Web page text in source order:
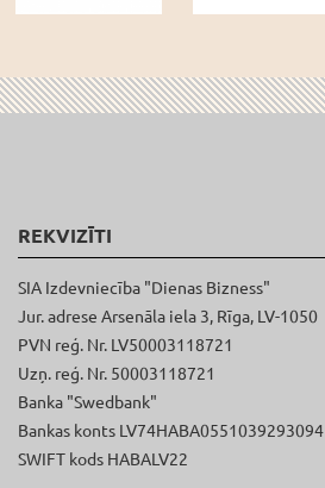
REKVIZĪTI
SIA Izdevniecība "Dienas Bizness"
Jur. adrese Arsenāla iela 3, Rīga, LV-1050
PVN reģ. Nr. LV50003118721
Uzņ. reģ. Nr. 50003118721
Banka "Swedbank"
Bankas konts LV74HABA0551039293094
SWIFT kods HABALV22